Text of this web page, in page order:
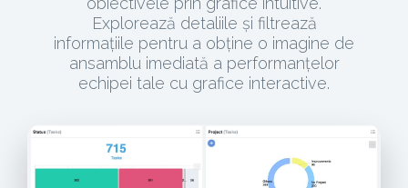
Explorează detaliile și filtrează
informațiile pentru a obține o imagine de
ansamblu imediată a performanțelor
echipei tale cu grafice interactive.